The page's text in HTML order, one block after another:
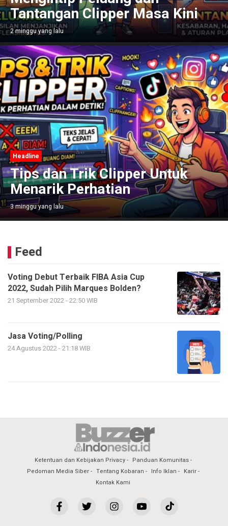
Tantangan Clipper Masa Kini
2 minggu yang lalu
Headline
Tips dan Trik Clipper Untuk
Menarik Perhatian
3 minggu yang lalu
Feed
Voting Debut Terbaik FIBA Asia Cup
2022, Sudah Pilih Marques Bolden?
21 September 2022 - 22:50 WIB
Jasa Voting/Polling
24 Agustus 2022 - 21:18 WIB
Ketentuan dan Kebijakan Privacy
Panduan Komunitas
Pedoman Media Siber
Tentang Kobaran Info Iklan
Karir
Kontak Kami